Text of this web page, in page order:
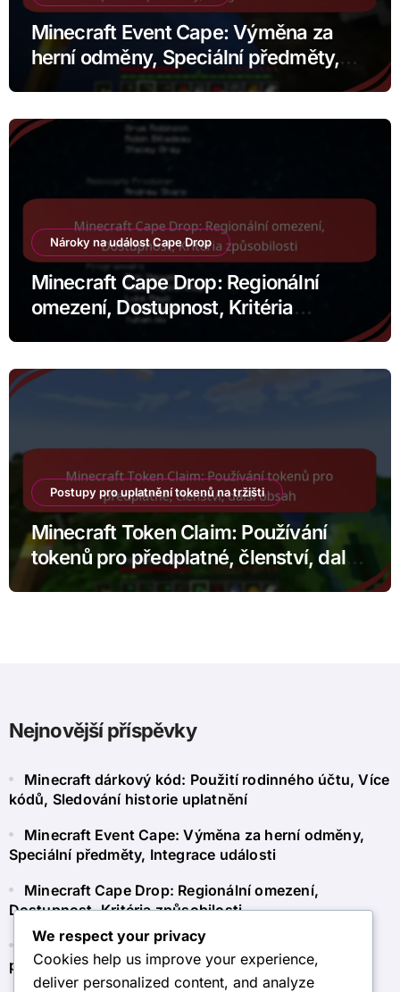
Minecraft Event Cape: Výměna za
herní odměny, Speciální předměty,
Integrace události
Nároky na událost Cape Drop
Minecraft Cape Drop: Regionální
omezení, Dostupnost, Kritéria
Postupy pro uplatnění tokenů na tržišti
Minecraft Token Claim: Používání
tokenů pro předplatné, členství, další
Nejnovější příspěvky
Minecraft dárkový kód: Použití rodinného účtu, Více
kódů, Sledování historie uplatnění
Minecraft Event Cape: Výměna za herní odměny,
Speciální předměty, Integrace události
Minecraft Cape Drop: Regionální omezení,
Dostupnost, Kritéria způsobilosti
Minecraft Token Claim: Používání tokenů pro
předplatné, členství, další obsah
We respect your privacy
Cookies help us improve your experience,
deliver personalized content, and analyze